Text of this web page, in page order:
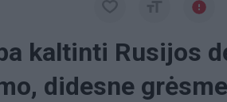
kaltinti Rusijos
didesne